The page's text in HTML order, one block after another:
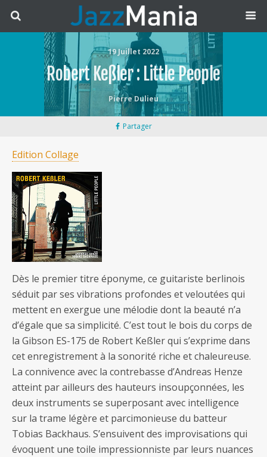
19 Juillet 2022
Robert Keßler : Little People
Pierre Dulieu
Partager
Edition Collage
Dès le premier titre éponyme, ce guitariste berlinois
séduit par ses vibrations profondes et veloutées qui
mettent en exergue une mélodie dont la beauté n’a
d’égale que sa simplicité. C’est tout le bois du corps de
la Gibson ES-175 de Robert Keßler qui s’exprime dans
cet enregistrement à la sonorité riche et chaleureuse.
La connivence avec la contrebasse d’Andreas Henze
atteint par ailleurs des hauteurs insoupçonnées, les
deux instruments se superposant avec intelligence
sur la trame légère et parcimonieuse du batteur
Tobias Backhaus. S’ensuivent des improvisations qui
évoquent une toile impressionniste par leurs nuances